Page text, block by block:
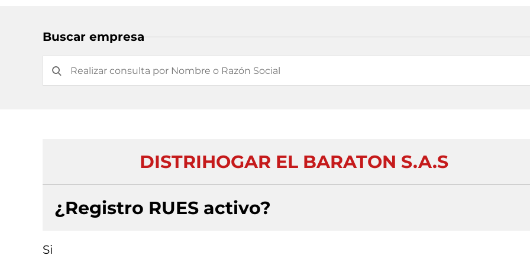
Buscar empresa
DISTRIHOGAR EL BARATON S.A.S
¿Registro RUES activo?
Si